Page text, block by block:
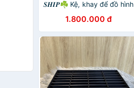
𝑺𝑯𝑰𝑷☘ Kệ, khay để đồ hình
trang trí phòng khách
1.800.000 đ